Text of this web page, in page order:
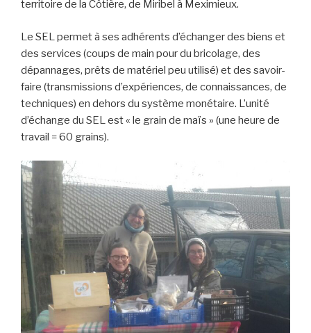
territoire de la Côtière, de Miribel à Meximieux.
Le SEL permet à ses adhérents d’échanger des biens et
des services (coups de main pour du bricolage, des
dépannages, prêts de matériel peu utilisé) et des savoir-
faire (transmissions d’expériences, de connaissances, de
techniques) en dehors du système monétaire. L’unité
d’échange du SEL est « le grain de maïs » (une heure de
travail = 60 grains).